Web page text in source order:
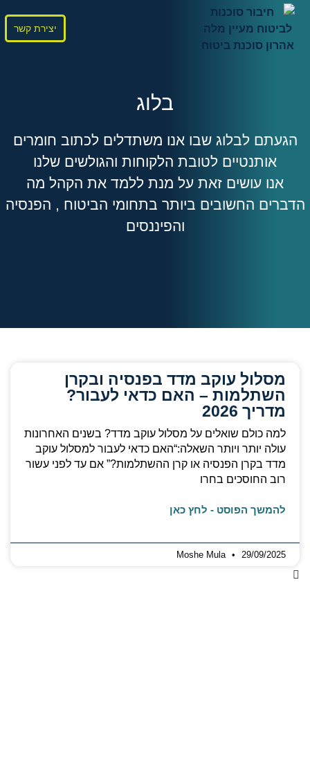
יצירת קשר
בלוג
הגעתם לבלוג שבו אנו משתדלים לכתוב חומרים
אותנטיים לטובת הלקוחות והגולשים שלנו
אנו עושים זאת על מנת ללמד את הקהל מה
הדברים החשובים ביותר בתחומי הביטוח , הפנסיה
והפיננסים
מסלול עוקב מדד בפנסיה ובקרן
השתלמות – האם כדאי לעבור?
מדריך 2026
למה כולם שואלים על מסלול עוקב מדד? בשנים האחרונות
עולה יותר ויותר השאלה:“האם כדאי לעבור למסלול עוקב
מדד בקרן הפנסיה או קרן ההשתלמות?” אם עד לפני עשור
רוב החוסכים בחרו
להמשך הפוסט - לחץ כאן
Moshe Mula 29/09/2025